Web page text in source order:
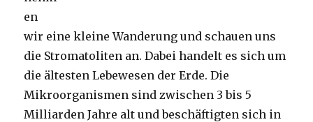
en
wir eine kleine Wanderung und schauen uns
die Stromatoliten an. Dabei handelt es sich um
die ältesten Lebewesen der Erde. Die
Mikroorganismen sind zwischen 3 bis 5
Milliarden Jahre alt und beschäftigten sich in